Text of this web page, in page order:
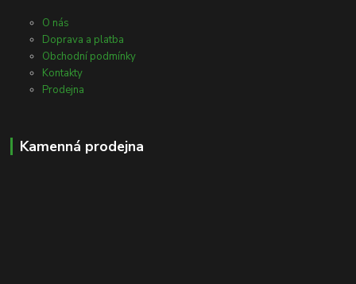
O nás
Doprava a platba
Obchodní podmínky
Kontakty
Prodejna
Kamenná prodejna